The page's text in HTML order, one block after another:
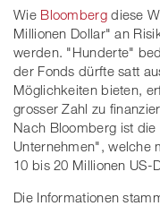
Wie Bloombergdiese
Millionen Dollar" an
werden. "Hunderte"
der Fonds dürfte satt
Möglichkeiten bieten,
grosser Zahl zu
Nach Bloomberg ist
Unternehmen", welche
10 bis 20 Millionen US-
Die Informationen